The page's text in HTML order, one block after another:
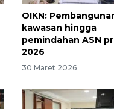
OIKN:
kawasan hingga
pemindahan ASN
2026
30 Maret 2026